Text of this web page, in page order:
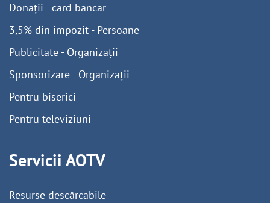
Donații - card bancar
3,5% din impozit - Persoane
Publicitate - Organizații
Sponsorizare - Organizații
Pentru biserici
Pentru televiziuni
Servicii AOTV
Resurse descărcabile